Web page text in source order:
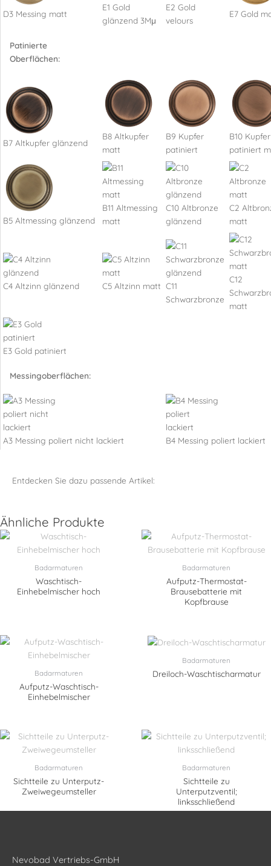
D3 Messing matt
E1 Gold
glänzend 3Mμ
E2 Gold
velours
E7 Gold
Patinierte
Oberflächen:
B7 Altkupfer glänzend
B8 Altkupfer
matt
B9 Kupfer
patiniert
B10 Kupfer
patiniert
B5 Altmessing glänzend
B11 Altmessing
matt
C10 Altbronze
glänzend
C2
matt
C4 Altzinn glänzend C5 Altzinn matt C11
Schwarzbronze
C12
matt
E3 Gold patiniert
Messingoberflächen:
A3 Messing poliert nicht lackiert B4 Messing poliert lackiert
Entdecken Sie dazu passende Artikel:
Ähnliche Produkte
Badarmaturen
Waschtisch-
Einhebelmischer hoch
Badarmaturen
Aufputz-Thermostat-
Brausebatterie mit
Kopfbrause
Badarmaturen
Aufputz-Waschtisch-
Einhebelmischer
Badarmaturen
Dreiloch-Waschtischarmatur
Badarmaturen
Sichtteile zu Unterputz-
Zweiwegeumsteller
Badarmaturen
Sichtteile zu
Unterputzventil;
linksschließend
Nevobad Vertriebs-GmbH